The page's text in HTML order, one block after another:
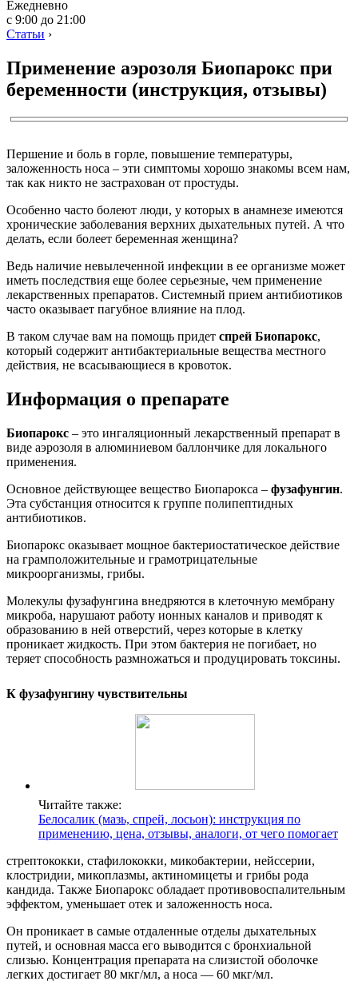
Ежедневно
с 9:00 до 21:00
Статьи ›
Применение аэрозоля Биопарокс при
беременности (инструкция, отзывы)
Першение и боль в горле, повышение температуры,
заложенность носа – эти симптомы хорошо знакомы всем нам,
так как никто не застрахован от простуды.
Особенно часто болеют люди, у которых в анамнезе имеются
хронические заболевания верхних дыхательных путей. А что
делать, если болеет беременная женщина?
Ведь наличие невылеченной инфекции в ее организме может
иметь последствия еще более серьезные, чем применение
лекарственных препаратов. Системный прием антибиотиков
часто оказывает пагубное влияние на плод.
В таком случае вам на помощь придет спрей Биопарокс,
который содержит антибактериальные вещества местного
действия, не всасывающиеся в кровоток.
Информация о препарате
Биопарокс – это ингаляционный лекарственный препарат в
виде аэрозоля в алюминиевом баллончике для локального
применения.
Основное действующее вещество Биопарокса – фузафунгин.
Эта субстанция относится к группе полипептидных
антибиотиков.
Биопарокс оказывает мощное бактериостатическое действие
на грамположительные и грамотрицательные
микроорганизмы, грибы.
Молекулы фузафунгина внедряются в клеточную мембрану
микроба, нарушают работу ионных каналов и приводят к
образованию в ней отверстий, через которые в клетку
проникает жидкость. При этом бактерия не погибает, но
теряет способность размножаться и продуцировать токсины.
К фузафунгину чувствительны
Читайте также:
Белосалик (мазь, спрей, лосьон): инструкция по
применению, цена, отзывы, аналоги, от чего помогает
стрептококки, стафилококки, микобактерии, нейссерии,
клостридии, микоплазмы, актиномицеты и грибы рода
кандида. Также Биопарокс обладает противовоспалительным
эффектом, уменьшает отек и заложенность носа.
Он проникает в самые отдаленные отделы дыхательных
путей, и основная масса его выводится с бронхиальной
слизью. Концентрация препарата на слизистой оболочке
легких достигает 80 мкг/мл, а носа — 60 мкг/мл.